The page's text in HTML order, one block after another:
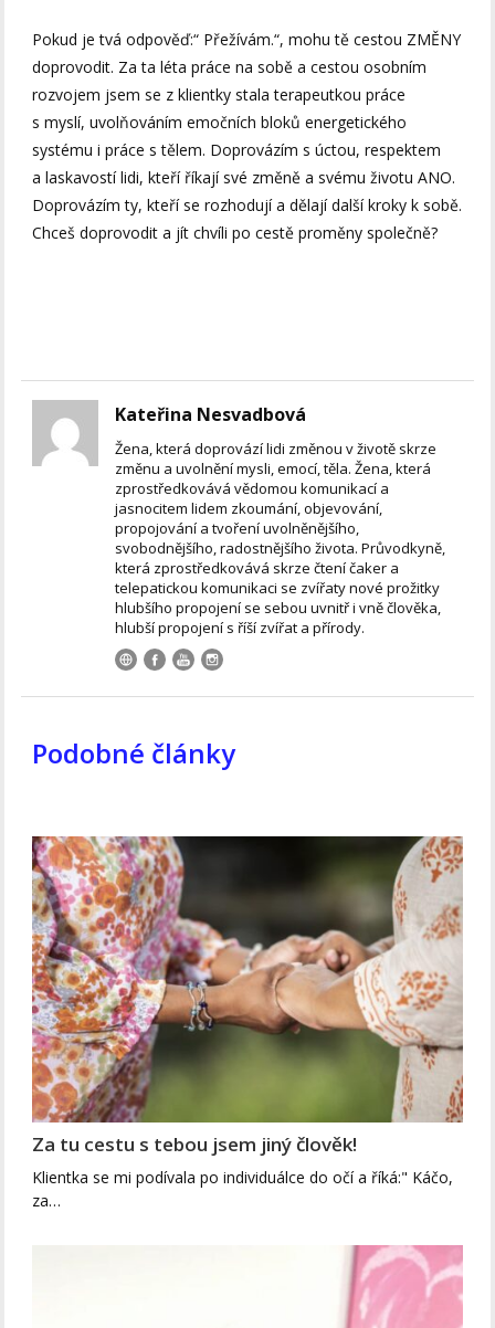
Pokud je tvá odpověď:“ Přežívám.“, mohu tě cestou ZMĚNY
doprovodit. Za ta léta práce na sobě a cestou osobním
rozvojem jsem se z klientky stala terapeutkou práce
s myslí, uvolňováním emočních bloků energetického
systému i práce s tělem. Doprovázím s úctou, respektem
a laskavostí lidi, kteří říkají své změně a svému životu ANO.
Doprovázím ty, kteří se rozhodují a dělají další kroky k sobě.
Chceš doprovodit a jít chvíli po cestě proměny společně?
Kateřina Nesvadbová
Žena, která doprovází lidi změnou v životě skrze
změnu a uvolnění mysli, emocí, těla. Žena, která
zprostředkovává vědomou komunikací a
jasnocitem lidem zkoumání, objevování,
propojování a tvoření uvolněnějšího,
svobodnějšího, radostnějšího života. Průvodkyně,
která zprostředkovává skrze čtení čaker a
telepatickou komunikaci se zvířaty nové prožitky
hlubšího propojení se sebou uvnitř i vně člověka,
hlubší propojení s říší zvířat a přírody.
Podobné články
Za tu cestu s tebou jsem jiný člověk!
Klientka se mi podívala po individuálce do očí a říká:" Káčo,
za…